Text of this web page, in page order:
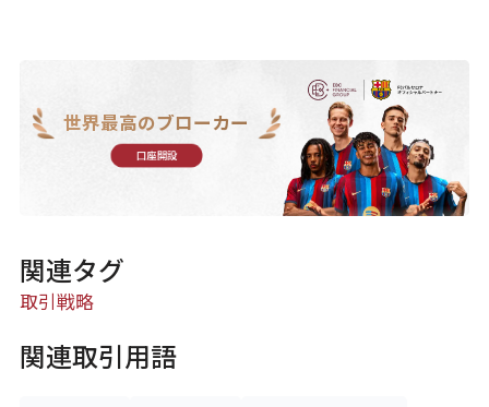
世界最高のブローカー
口座開設
関連タグ
取引戦略
関連取引用語